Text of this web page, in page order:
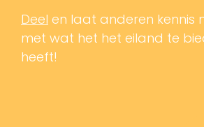
Deel en laat anderen kennis
met wat het het eiland te
heeft!